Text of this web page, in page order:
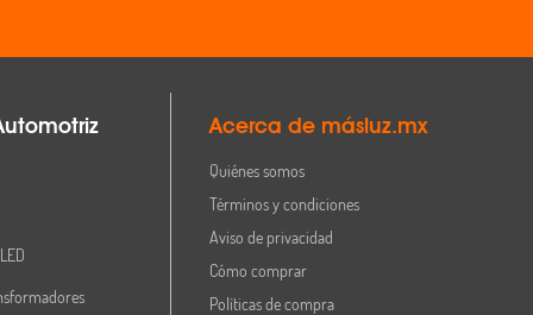
Acerca de másluz.mx
Quiénes somos
Términos y condiciones
Aviso de privacidad
Cómo comprar
Políticas de compra